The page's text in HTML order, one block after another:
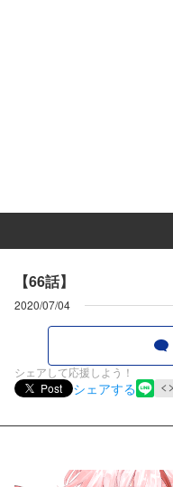
【66話】
2020/07/04
シェアして応援しよう！
Post
シェアする